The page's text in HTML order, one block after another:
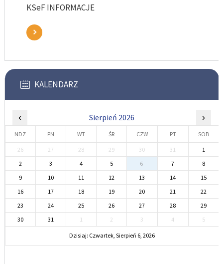
KSeF INFORMACJE
KALENDARZ
‹ Sierpień 2026 ›
NDZ PN WT ŚR CZW PT SOB
26 27 28 29 30 31
1
2
3 4 5 6 7
8
9
10 11 12 13 14
15
16
17 18 19 20 21
22
23
24 25 26 27 28
29
30
31 1 2 3 4 5
Dzisiaj: Czwartek, Sierpień 6, 2026